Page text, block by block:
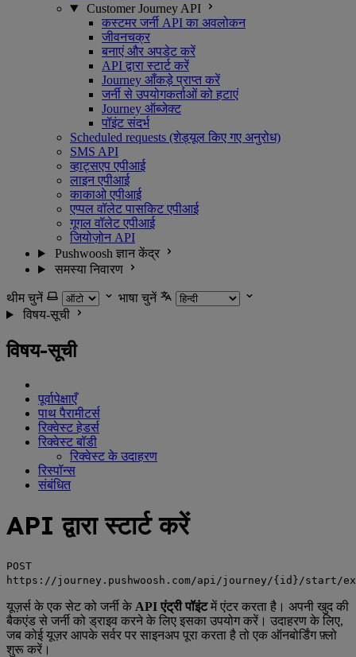
Customer Journey API
कस्टमर जर्नी API का अवलोकन
जीवनचक्र
बनाएं और अपडेट करें
API द्वारा स्टार्ट करें
Journey आँकड़े प्राप्त करें
जर्नी से उपयोगकर्ताओं को हटाएं
Journey ऑब्जेक्ट
पॉइंट संदर्भ
Scheduled requests (शेड्यूल किए गए अनुरोध)
SMS API
व्हाट्सएप एपीआई
लाइन एपीआई
काकाओ एपीआई
एप्पल वॉलेट पासकिट एपीआई
गूगल वॉलेट एपीआई
जियोज़ोन API
Pushwoosh ज्ञान केंद्र
समस्या निवारण
थीम चुनें
भाषा चुनें
विषय-सूची
विषय-सूची
पूर्वापेक्षाएँ
पाथ पैरामीटर्स
रिक्वेस्ट हेडर्स
रिक्वेस्ट बॉडी
रिक्वेस्ट के उदाहरण
रिस्पॉन्स
संबंधित
API द्वारा स्टार्ट करें
POST
https://journey.pushwoosh.com/api/journey/{id}/start/
यूज़र्स के एक सेट को जर्नी के API एंट्री पॉइंटमें एंटर करता है। अपनी खुद की
बैकएंड से जर्नी को ड्राइव करने के लिए इसका उपयोग करें। उदाहरण के लिए,
जब कोई यूज़र आपके सर्वर पर साइनअप पूरा करता है तो एक ऑनबोर्डिंग फ़्लो
शुरू करें।